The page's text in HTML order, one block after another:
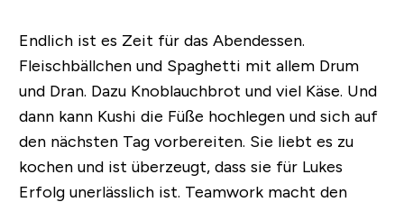
Endlich ist es Zeit für das Abendessen.
Fleischbällchen und Spaghetti mit allem Drum
und Dran. Dazu Knoblauchbrot und viel Käse. Und
dann kann Kushi die Füße hochlegen und sich auf
den nächsten Tag vorbereiten. Sie liebt es zu
kochen und ist überzeugt, dass sie für Lukes
Erfolg unerlässlich ist. Teamwork macht den